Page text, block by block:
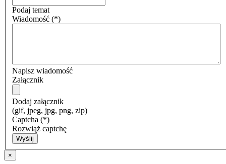
Podaj temat
Wiadomość (*)
Napisz wiadomość
Załącznik
Dodaj załącznik
(gif, jpeg, jpg, png, zip)
Captcha (*)
Rozwiąż captchę
Wyślij
×